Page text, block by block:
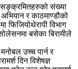
सङ्क्रमितहरुको संख्या
र काठमाण्डौको
फिजियोथेरापी विभाग
बसेका बिरामीले
उच्च पार्न र
दिन विशेषज्ञ